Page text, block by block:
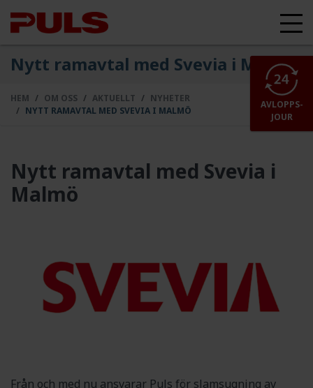
Nytt ramavtal med Svevia i Malmö
HEM OM OSS AKTUELLT
NYHETER
NYTT RAMAVTAL MED SVEVIA I MALMÖ
Nytt ramavtal med Svevia i
Malmö
Från och med nu ansvarar Puls för slamsugning av
AVLOPPS-
JOUR